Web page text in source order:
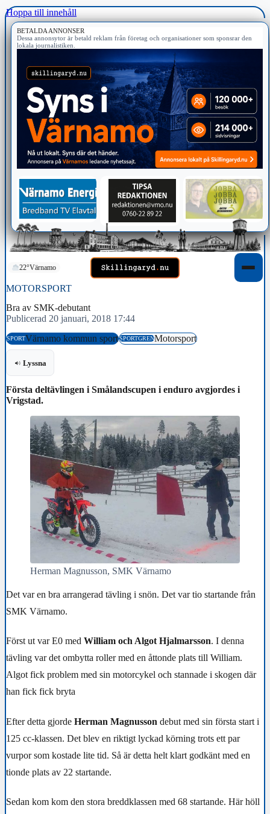
Hoppa till innehåll
BETALDA ANNONSER
Dessa annonsytor är betald reklam från företag och organisationer som sponsrar den
lokala journalistiken.
22°Värnamo
MOTORSPORT
Bra av SMK-debutant
Publicerad 20 januari, 2018 17:44
SPORTVärnamo kommun sportSPORTGRENMotorsport
Lyssna
Första deltävlingen i Smålandscupen i enduro avgjordes i
Vrigstad.
Herman Magnusson, SMK Värnamo
Det var en bra arrangerad tävling i snön. Det var tio startande från
SMK Värnamo.
Först ut var E0 med William och Algot Hjalmarsson. I denna
tävling var det ombytta roller med en åttonde plats till William.
Algot fick problem med sin motorcykel och stannade i skogen där
han fick fick bryta
Efter detta gjorde Herman Magnusson debut med sin första start i
125 cc-klassen. Det blev en riktigt lyckad körning trots ett par
vurpor som kostade lite tid. Så är detta helt klart godkänt med en
tionde plats av 22 startande.
Sedan kom kom den stora breddklassen med 68 startande. Här höll